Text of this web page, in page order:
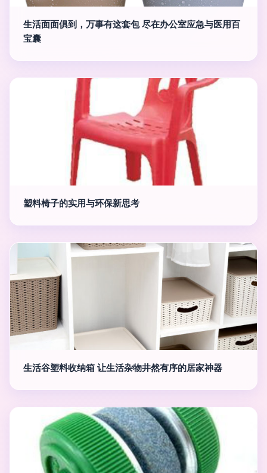
生活面面俱到，万事有这套包 尽在办公室应急与医用百
宝囊
塑料椅子的实用与环保新思考
生活谷塑料收纳箱 让生活杂物井然有序的居家神器